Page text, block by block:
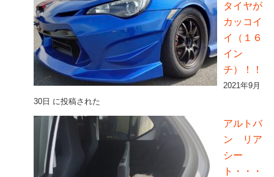
タイヤが
カッコイ
イ（１６
イン
チ）！！
2021年9月
30日 に投稿された
アルトバ
ン リア
シー
ト・・・